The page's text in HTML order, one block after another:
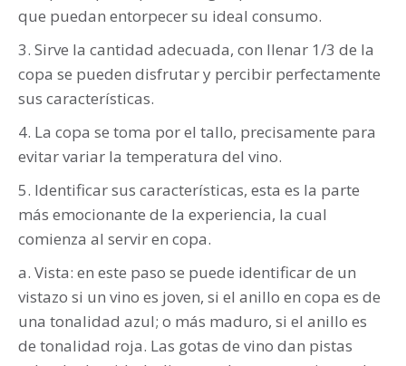
que puedan entorpecer su ideal consumo.
3. Sirve la cantidad adecuada, con llenar 1/3 de la
copa se pueden disfrutar y percibir perfectamente
sus características.
4. La copa se toma por el tallo, precisamente para
evitar variar la temperatura del vino.
5. Identificar sus características, esta es la parte
más emocionante de la experiencia, la cual
comienza al servir en copa.
a. Vista: en este paso se puede identificar de un
vistazo si un vino es joven, si el anillo en copa es de
una tonalidad azul; o más maduro, si el anillo es
de tonalidad roja. Las gotas de vino dan pistas